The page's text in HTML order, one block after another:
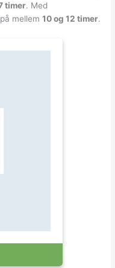
timer. Med
mellem10 og 12 timer.